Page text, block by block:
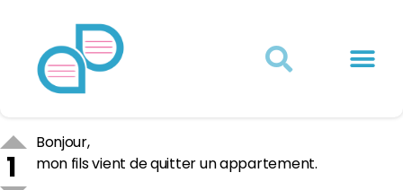
1
Bonjour,
mon fils vient de quitter un appartement.